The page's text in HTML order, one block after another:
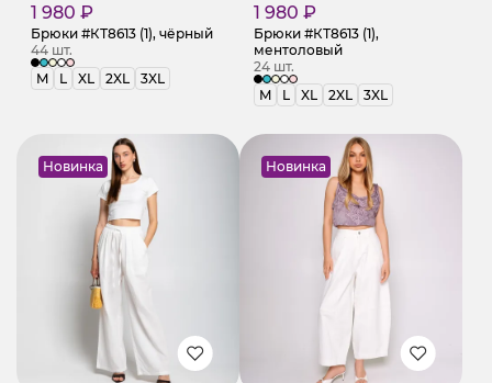
1 980 ₽
Брюки #КТ8613 (1), чёрный
44 шт.
M
L XL 2XL 3XL
1 980 ₽
Брюки #КТ8613 (1),
ментоловый
24 шт.
M
L XL 2XL 3XL
Новинка Новинка